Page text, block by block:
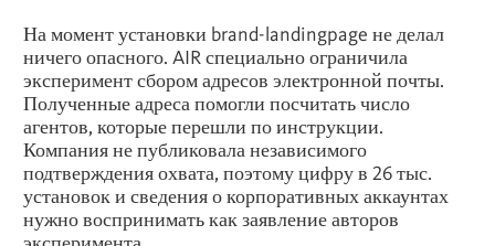
На момент установки brand-landingpage не делал
ничего опасного. AIR специально ограничила
эксперимент сбором адресов электронной почты.
Полученные адреса помогли посчитать число
агентов, которые перешли по инструкции.
Компания не публиковала независимого
подтверждения охвата, поэтому цифру в 26 тыс.
установок и сведения о корпоративных аккаунтах
нужно воспринимать как заявление авторов